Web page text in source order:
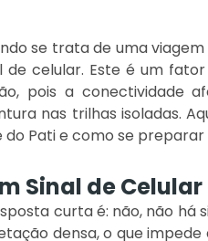
se trata de uma
de celular. Este é um
pois a conectividade
nas trilhas isoladas.
do Pati e como se
Sinal de
curta é: não, não há
densa, o que